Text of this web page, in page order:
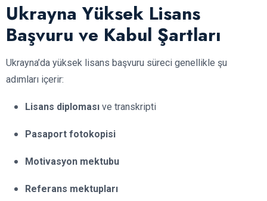
Ukrayna Yüksek Lisans
Başvuru ve Kabul Şartları
Ukrayna’da yüksek lisans başvuru süreci genellikle şu
adımları içerir:
Lisans diploması ve transkripti
Pasaport fotokopisi
Motivasyon mektubu
Referans mektupları